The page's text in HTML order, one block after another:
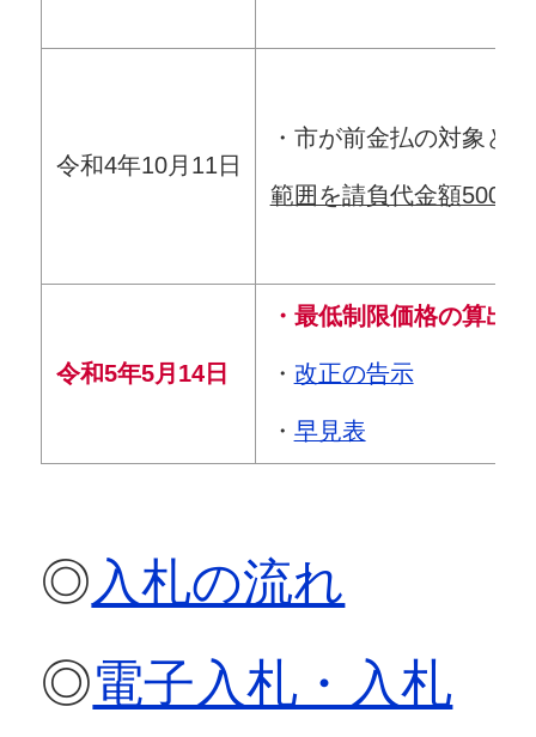
令和4年10月11日
・市が前金払の対象と
範囲を請負代金額500万
令和5年5月14日
・最低制限価格の算
・ 改正の告示
・ 早見表
◎入札の流れ
◎電子入札・入札